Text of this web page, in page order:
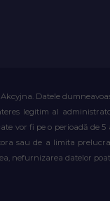
Datele
legitim al
vor fi pe o perioadă
sau de a limita
nefurnizarea datelor